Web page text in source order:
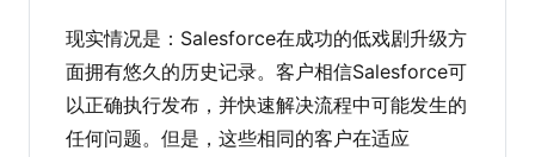
现实情况是：Salesforce在成功的低戏剧升级方
面拥有悠久的历史记录。客户相信Salesforce可
以正确执行发布，并快速解决流程中可能发生的
任何问题。但是，这些相同的客户在适应